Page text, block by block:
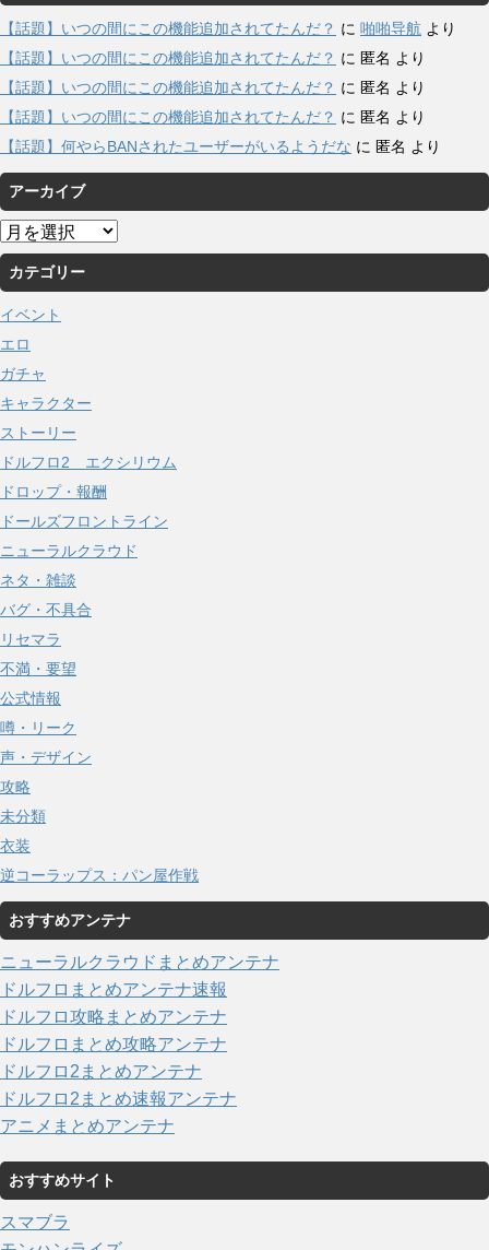
【話題】いつの間にこの機能追加されてたんだ？ に 啪啪导航 より
【話題】いつの間にこの機能追加されてたんだ？ に 匿名 より
【話題】いつの間にこの機能追加されてたんだ？ に 匿名 より
【話題】いつの間にこの機能追加されてたんだ？ に 匿名 より
【話題】何やらBANされたユーザーがいるようだな に 匿名 より
アーカイブ
ア
ー
カ
イ
ブ
カテゴリー
イベント
エロ
ガチャ
キャラクター
ストーリー
ドルフロ2 エクシリウム
ドロップ・報酬
ドールズフロントライン
ニューラルクラウド
ネタ・雑談
バグ・不具合
リセマラ
不満・要望
公式情報
噂・リーク
声・デザイン
攻略
未分類
衣装
逆コーラップス：パン屋作戦
おすすめアンテナ
ニューラルクラウドまとめアンテナ
ドルフロまとめアンテナ速報
ドルフロ攻略まとめアンテナ
ドルフロまとめ攻略アンテナ
ドルフロ2まとめアンテナ
ドルフロ2まとめ速報アンテナ
アニメまとめアンテナ
おすすめサイト
スマブラ